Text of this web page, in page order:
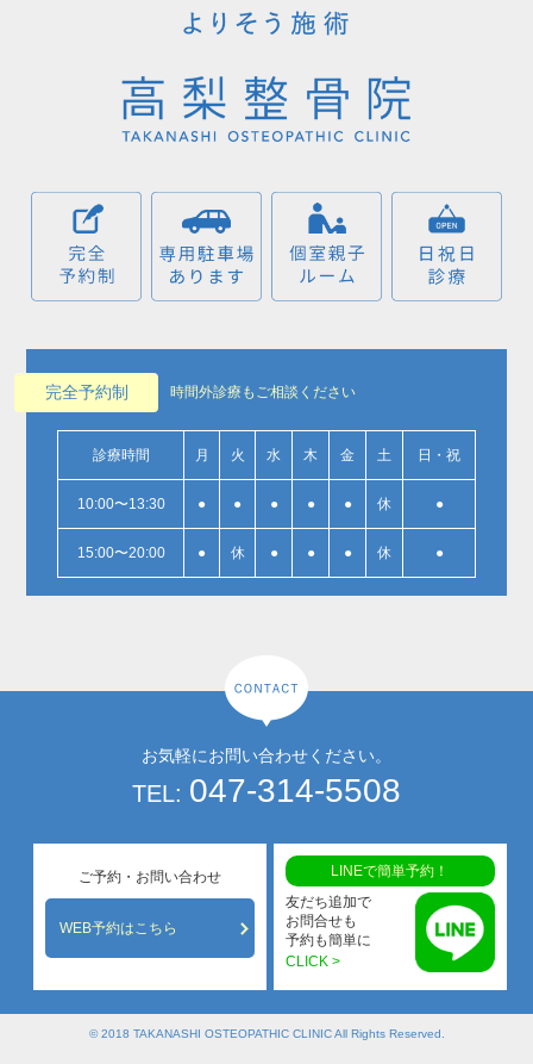
完全予約制 時間外診療もご相談ください
診療時間 月 火 水 木 金 土 日・祝
10:00〜13:30 ● ● ● ● ● 休 ●
15:00〜20:00 ● 休 ● ● ● 休 ●
お気軽にお問い合わせください。
TEL: 047-314-5508
ご予約・お問い合わせ
WEB予約はこちら
LINEで簡単予約！
友だち追加で
お問合せも
予約も簡単に
CLICK >
© 2018 TAKANASHI OSTEOPATHIC CLINIC All Rights Reserved.